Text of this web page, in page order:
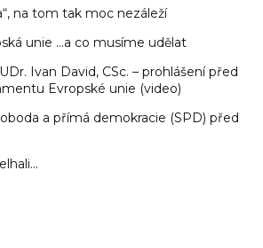
na tom tak moc nezáleží
unie …a co musíme udělat
Ivan David, CSc. – prohlášení před
Evropské unie (video)
a přímá demokracie (SPD) před